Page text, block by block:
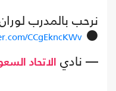
نرحب بالمدرب
⚫️
CCgEkncKWv
— نادي الاتحاد